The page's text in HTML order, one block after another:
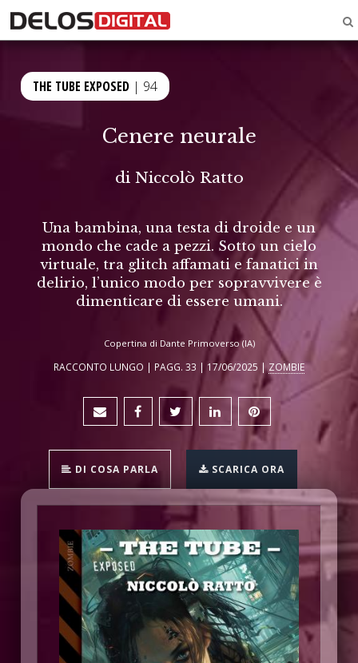
THE TUBE EXPOSED | 94
Cenere neurale
di Niccolò Ratto
Una bambina, una testa di droide e un
mondo che cade a pezzi. Sotto un cielo
virtuale, tra glitch affamati e fanatici in
delirio, l’unico modo per sopravvivere è
dimenticare di essere umani.
Copertina di Dante Primoverso (IA)
RACCONTO LUNGO | PAGG. 33 | 17/06/2025 | ZOMBIE
DI COSA PARLA SCARICA ORA